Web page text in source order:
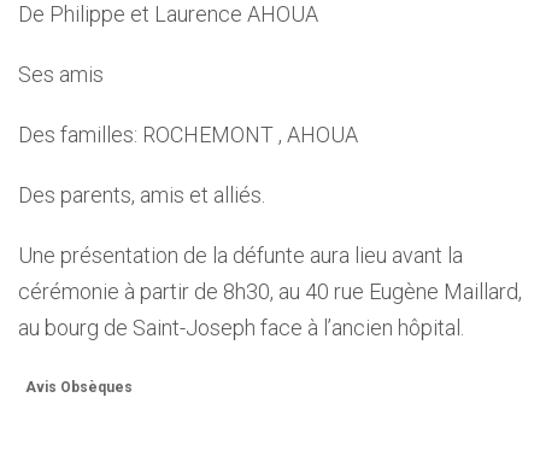
De Philippe et Laurence AHOUA
Ses amis
Des familles: ROCHEMONT , AHOUA
Des parents, amis et alliés.
Une présentation de la défunte aura lieu avant la
cérémonie à partir de 8h30, au 40 rue Eugène Maillard,
au bourg de Saint-Joseph face à l’ancien hôpital.
Avis Obsèques